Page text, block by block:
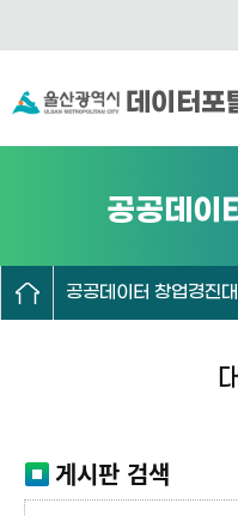
데이터포
공공데이
공공데이터 창업경진
게시판 검색